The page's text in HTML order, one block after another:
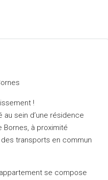
!
sein d’une résidence
à proximité
transports en commun
se compose